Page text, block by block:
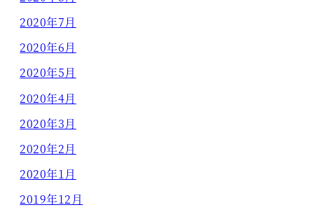
2020年7月
2020年6月
2020年5月
2020年4月
2020年3月
2020年2月
2020年1月
2019年12月